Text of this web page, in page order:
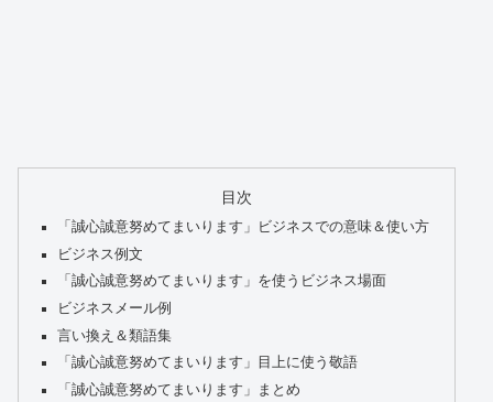
目次
「誠心誠意努めてまいります」ビジネスでの意味＆使い方
ビジネス例文
「誠心誠意努めてまいります」を使うビジネス場面
ビジネスメール例
言い換え＆類語集
「誠心誠意努めてまいります」目上に使う敬語
「誠心誠意努めてまいります」まとめ